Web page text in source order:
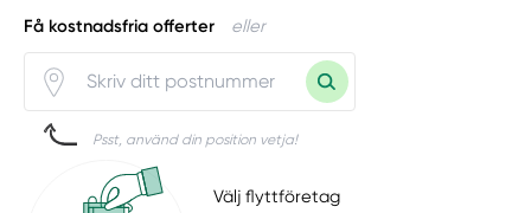
Få kostnadsfria offerter eller
Psst, använd din position vetja!
Välj flyttföretag